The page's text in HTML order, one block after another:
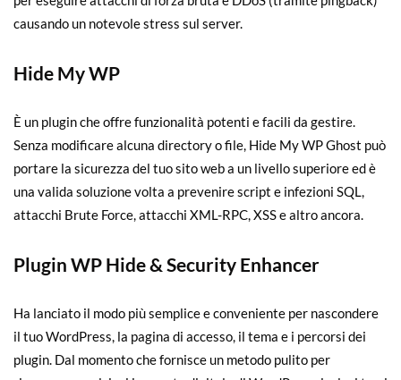
causando un notevole stress sul server.
Hide My WP
È un plugin che offre funzionalità potenti e facili da gestire.
Senza modificare alcuna directory o file, Hide My WP Ghost può
portare la sicurezza del tuo sito web a un livello superiore ed è
una valida soluzione volta a prevenire script e infezioni SQL,
attacchi Brute Force, attacchi XML-RPC, XSS e altro ancora.
Plugin WP Hide & Security Enhancer
Ha lanciato il modo più semplice e conveniente per nascondere
il tuo WordPress, la pagina di accesso, il tema e i percorsi dei
plugin. Dal momento che fornisce un metodo pulito per